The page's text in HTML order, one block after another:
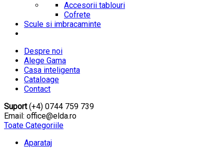
Accesorii tablouri
Cofrete
Scule si imbracaminte
Despre noi
Alege Gama
Casa inteligenta
Cataloage
Contact
Suport(+4) 0744 759 739
Email: office@elda.ro
Toate Categoriile
Aparataj